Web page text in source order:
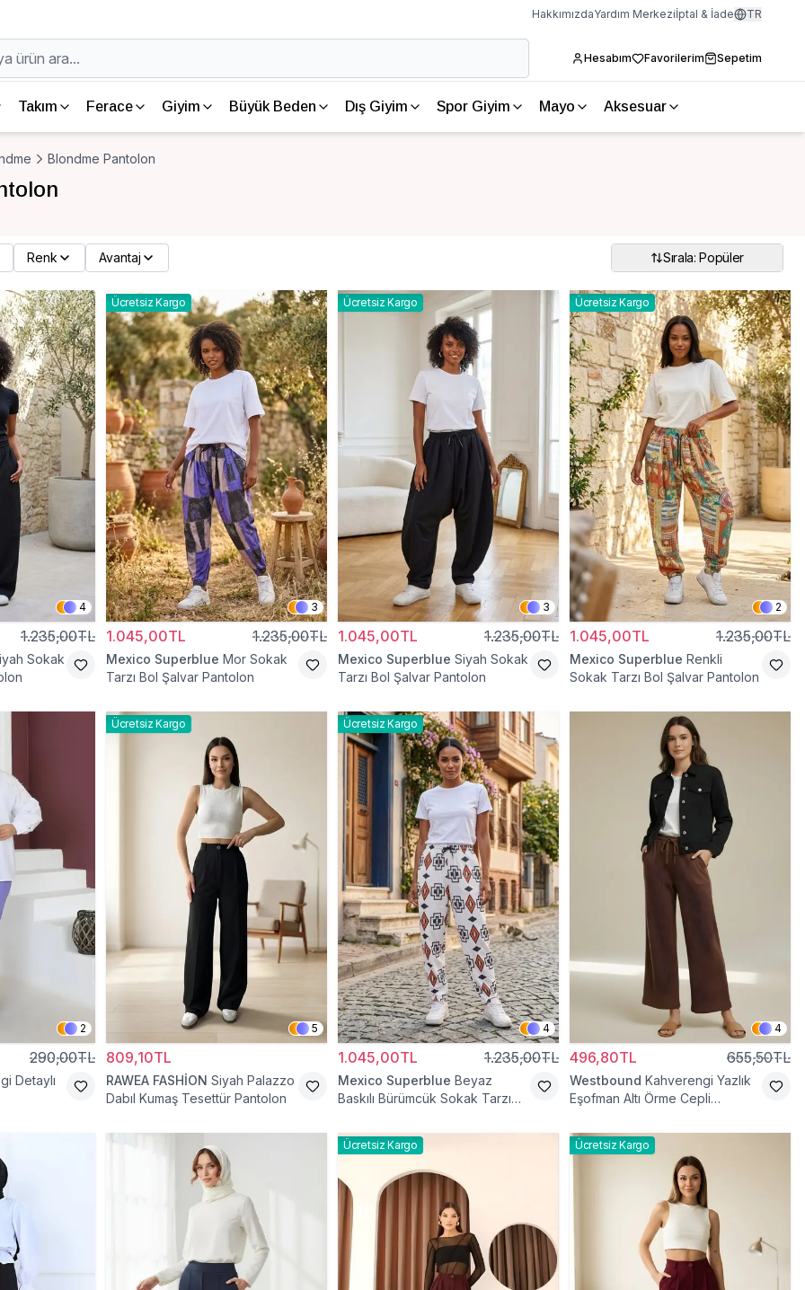
HakkımızdaYardım Merkeziİptal & İade TR
Hesabım Favorilerim Sepetim
Takım Ferace Giyim Büyük Beden Dış Giyim Spor Giyim Mayo Aksesuar
Blondme Pantolon
Renk Avantaj Sırala: Popüler
4
1.235,00TL
Sokak
Ücretsiz Kargo
3
1.045,00TL 1.235,00TL
Mexico Superblue Mor Sokak
Tarzı Bol Şalvar Pantolon
Ücretsiz Kargo
3
1.045,00TL 1.235,00TL
Mexico Superblue Siyah Sokak
Tarzı Bol Şalvar Pantolon
Ücretsiz Kargo
2
1.045,00TL 1.235,00TL
Mexico Superblue Renkli
Sokak Tarzı Bol Şalvar Pantolon
2
290,00TL
Detaylı
Ücretsiz Kargo
5
809,10TL
RAWEA FASHİON Siyah Palazzo
Dabıl Kumaş Tesettür Pantolon
Ücretsiz Kargo
4
1.045,00TL 1.235,00TL
Mexico Superblue Beyaz
Baskılı Bürümcük Sokak Tarzı
4
496,80TL 655,50TL
Westbound Kahverengi Yazlık
Eşofman Altı Örme Cepli
Ücretsiz Kargo Ücretsiz Kargo